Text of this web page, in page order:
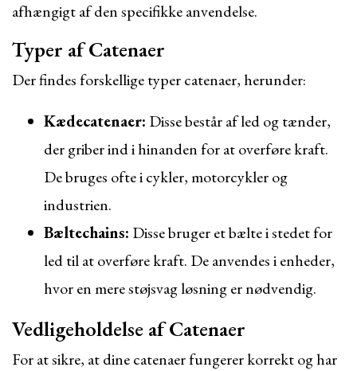
afhængigt af den specifikke anvendelse.
Typer af Catenaer
Der findes forskellige typer catenaer, herunder:
Kædecatenaer: Disse består af led og tænder,
der griber ind i hinanden for at overføre kraft.
De bruges ofte i cykler, motorcykler og
industrien.
Bæltechains: Disse bruger et bælte i stedet for
led til at overføre kraft. De anvendes i enheder,
hvor en mere støjsvag løsning er nødvendig.
Vedligeholdelse af Catenaer
For at sikre, at dine catenaer fungerer korrekt og har